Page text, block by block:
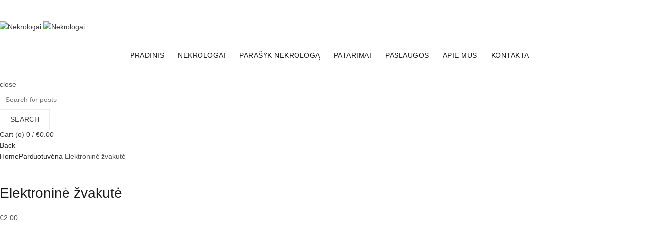
El. parduotuvė
PRADINIS NEKROLOGAI PARAŠYK NEKROLOGĄ PATARIMAI PASLAUGOS APIE MUS KONTAKTAI
close
SEARCH
Cart (o) 0 / €0.00
Back
HomeParduotuvėna Elektroninė žvakutė
Elektroninė žvakutė
€2.00